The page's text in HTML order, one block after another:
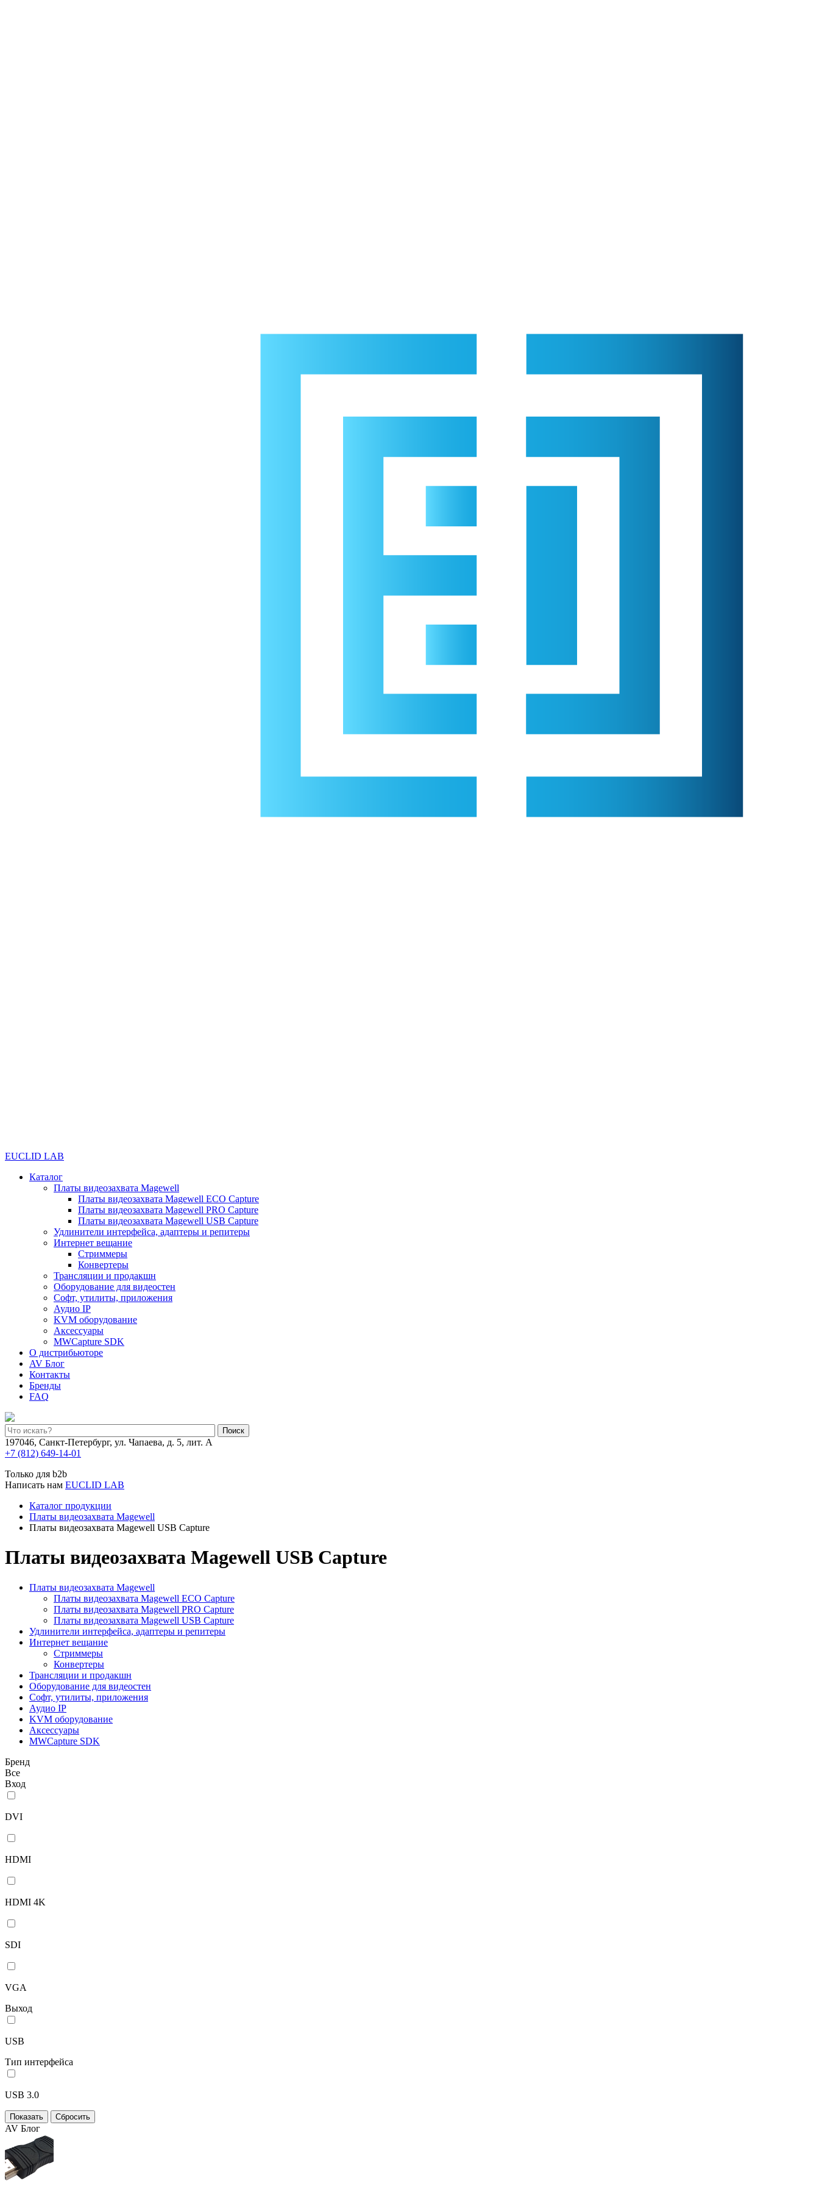
EUCLID LAB
Каталог
Платы видеозахвата Magewell
Платы видеозахвата Magewell ECO Capture
Платы видеозахвата Magewell PRO Capture
Платы видеозахвата Magewell USB Capture
Удлинители интерфейса, адаптеры и репитеры
Интернет вещание
Стриммеры
Конвертеры
Трансляции и продакшн
Оборудование для видеостен
Софт, утилиты, приложения
Аудио IP
KVM оборудование
Аксессуары
MWCapture SDK
О дистрибьюторе
AV Блог
Контакты
Бренды
FAQ
Поиск
197046, Санкт-Петербург, ул. Чапаева, д. 5, лит. А
+7 (812) 649-14-01
Только для b2b
Написать нам EUCLID LAB
Каталог продукции
Платы видеозахвата Magewell
Платы видеозахвата Magewell USB Capture
Платы видеозахвата Magewell USB Capture
Платы видеозахвата Magewell
Платы видеозахвата Magewell ECO Capture
Платы видеозахвата Magewell PRO Capture
Платы видеозахвата Magewell USB Capture
Удлинители интерфейса, адаптеры и репитеры
Интернет вещание
Стриммеры
Конвертеры
Трансляции и продакшн
Оборудование для видеостен
Софт, утилиты, приложения
Аудио IP
KVM оборудование
Аксессуары
MWCapture SDK
Бренд
Все
Вход
DVI
HDMI
HDMI 4K
SDI
VGA
Выход
USB
Тип интерфейса
USB 3.0
AV Блог